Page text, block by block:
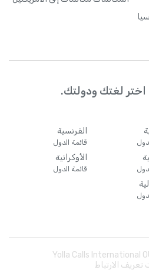
لغتك ودولتك.
الفرنسية
قائمة الدول
الأوكرانية
قائمة الدول
الارتباط